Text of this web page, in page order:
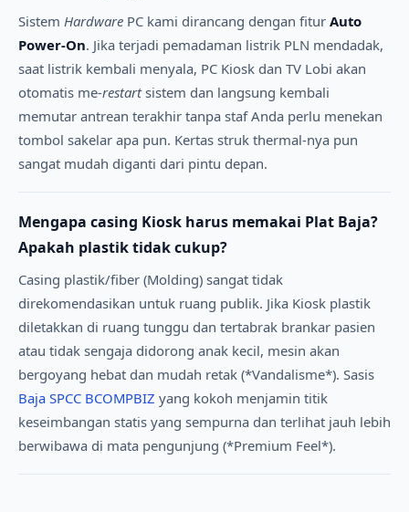
Sistem Hardware PC kami dirancang dengan fitur Auto
Power-On. Jika terjadi pemadaman listrik PLN mendadak,
saat listrik kembali menyala, PC Kiosk dan TV Lobi akan
otomatis me-restartsistem dan langsung kembali
memutar antrean terakhir tanpa staf Anda perlu menekan
tombol sakelar apa pun. Kertas struk thermal-nya pun
sangat mudah diganti dari pintu depan.
Mengapa casing Kiosk harus memakai Plat Baja?
Apakah plastik tidak cukup?
Casing plastik/fiber (Molding) sangat tidak
direkomendasikan untuk ruang publik. Jika Kiosk plastik
diletakkan di ruang tunggu dan tertabrak brankar pasien
atau tidak sengaja didorong anak kecil, mesin akan
bergoyang hebat dan mudah retak (*Vandalisme*). Sasis
Baja SPCC BCOMPBIZ yang kokoh menjamin titik
keseimbangan statis yang sempurna dan terlihat jauh lebih
berwibawa di mata pengunjung (*Premium Feel*).